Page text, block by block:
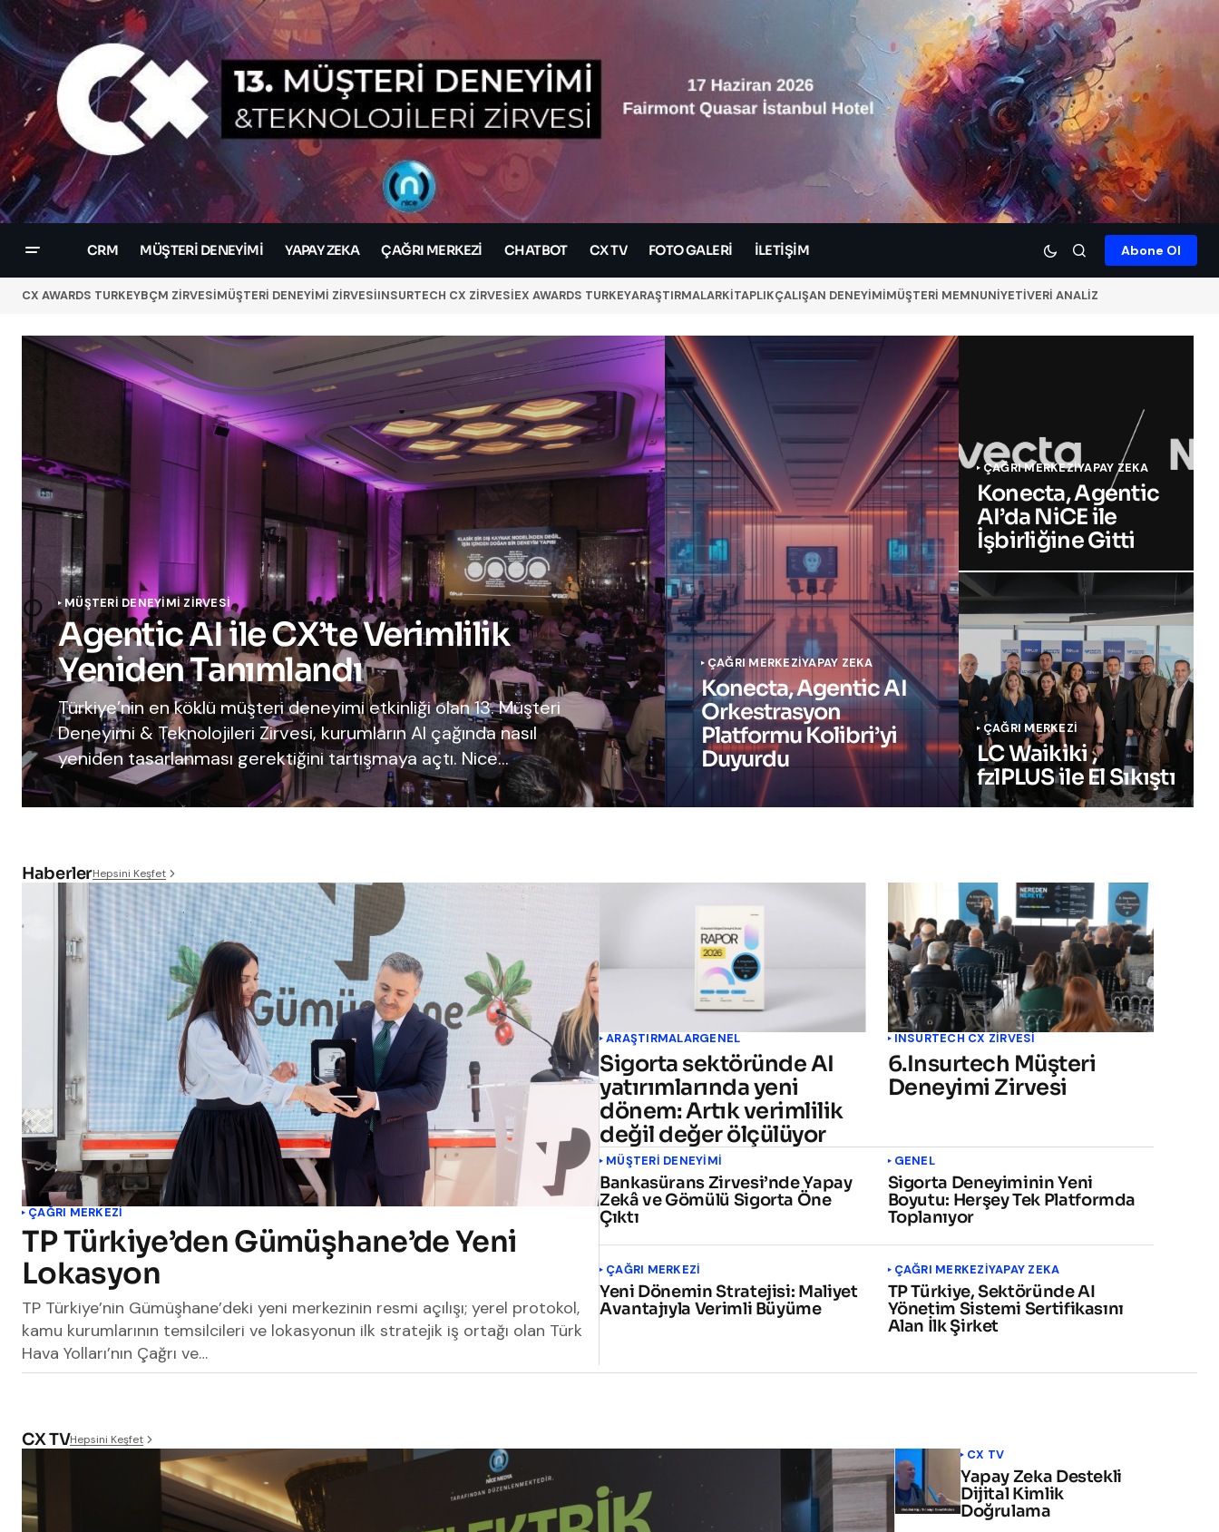
CRM MÜŞTERI DENEYIMI YAPAY ZEKA ÇAĞRI MERKEZI CHATBOT CX TV FOTO GALERİ İLETIŞIM Abone Ol
CX AWARDS TURKEYBÇM ZİRVESİMÜŞTERİ DENEYİMİ ZİRVESİINSURTECH CX ZİRVESİEX AWARDS TURKEYARAŞTIRMALARKİTAPLIKÇALIŞAN DENEYİMİMÜŞTERİ MEMNUNİYETİVERİ ANALİZ
MÜŞTERİ DENEYİMİ ZİRVESİ
Agentic AI ile CX’te Verimlilik
Yeniden Tanımlandı
Türkiye’nin en köklü müşteri deneyimi etkinliği olan 13. Müşteri
Deneyimi & Teknolojileri Zirvesi, kurumların AI çağında nasıl
yeniden tasarlanması gerektiğini tartışmaya açtı. Nice…
ÇAĞRI MERKEZIYAPAY ZEKA
Konecta, Agentic AI
Orkestrasyon
Platformu Kolibri’yi
Duyurdu
ÇAĞRI MERKEZIYAPAY ZEKA
Konecta, Agentic
AI’da NiCE ile
İşbirliğine Gitti
ÇAĞRI MERKEZI
LC Waikiki ,
fzlPLUS ile El Sıkıştı
HaberlerHepsini Keşfet
ÇAĞRI MERKEZI
TP Türkiye’den Gümüşhane’de Yeni
Lokasyon
TP Türkiye’nin Gümüşhane’deki yeni merkezinin resmi açılışı; yerel protokol,
kamu kurumlarının temsilcileri ve lokasyonun ilk stratejik iş ortağı olan Türk
Hava Yolları’nın Çağrı ve…
ARAŞTIRMALARGENEL
Sigorta sektöründe AI
yatırımlarında yeni
dönem: Artık verimlilik
değil değer ölçülüyor
INSURTECH CX ZİRVESİ
6.Insurtech Müşteri
Deneyimi Zirvesi
MÜŞTERI DENEYIMI
Bankasürans Zirvesi’nde Yapay
Zekâ ve Gömülü Sigorta Öne
Çıktı
GENEL
Sigorta Deneyiminin Yeni
Boyutu: Herşey Tek Platformda
Toplanıyor
ÇAĞRI MERKEZI
Yeni Dönemin Stratejisi: Maliyet
Avantajıyla Verimli Büyüme
ÇAĞRI MERKEZIYAPAY ZEKA
TP Türkiye, Sektöründe AI
Yönetim Sistemi Sertifikasını
Alan İlk Şirket
CX TVHepsini Keşfet
CX TV
Yapay Zeka Destekli
Dijital Kimlik
Doğrulama